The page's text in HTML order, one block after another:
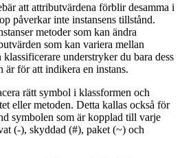
att attributvärdena förblir desamma i
påverkar inte instansens tillstånd.
metoder som kan ändra
som kan variera mellan
understryker du bara dess
är för att indikera en instans.
rätt symbol i klassformen och
eller metoden. Detta kallas också för
symbolen som är kopplad till varje
(-), skyddad (#), paket (~) och